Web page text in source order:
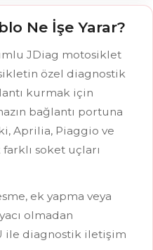
Ne İşe Yarar?
JDiag motosiklet
özel diagnostik
kurmak için
bağlantı portuna
Aprilia, Piaggio ve
soket uçları
ek yapma veya
olmadan
ile diagnostik iletişim